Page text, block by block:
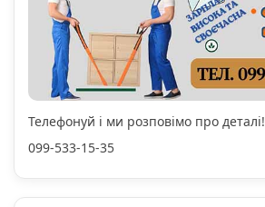
Телефонуй і ми розповімо про деталі!
099-533-15-35